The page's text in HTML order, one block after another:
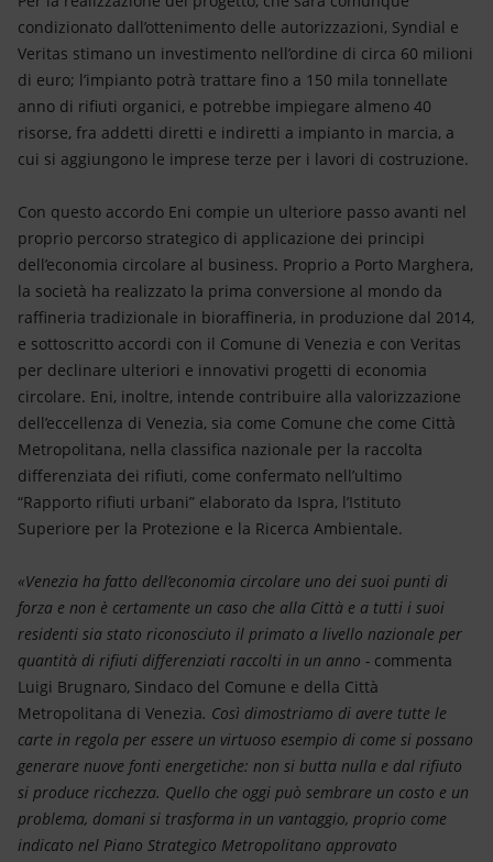
condizionato dall’ottenimento delle autorizzazioni, Syndial e
Veritas stimano un investimento nell’ordine di circa 60 milioni
di euro; l’impianto potrà trattare fino a 150 mila tonnellate
anno di rifiuti organici, e potrebbe impiegare almeno 40
risorse, fra addetti diretti e indiretti a impianto in marcia, a
cui si aggiungono le imprese terze per i lavori di costruzione.
Con questo accordo Eni compie un ulteriore passo avanti nel
proprio percorso strategico di applicazione dei principi
dell’economia circolare al business. Proprio a Porto Marghera,
la società ha realizzato la prima conversione al mondo da
raffineria tradizionale in bioraffineria, in produzione dal 2014,
e sottoscritto accordi con il Comune di Venezia e con Veritas
per declinare ulteriori e innovativi progetti di economia
circolare. Eni, inoltre, intende contribuire alla valorizzazione
dell’eccellenza di Venezia, sia come Comune che come Città
Metropolitana, nella classifica nazionale per la raccolta
differenziata dei rifiuti, come confermato nell’ultimo
“Rapporto rifiuti urbani” elaborato da Ispra, l’Istituto
Superiore per la Protezione e la Ricerca Ambientale.
«Venezia ha fatto dell’economia circolare uno dei suoi punti di
forza e non è certamente un caso che alla Città e a tutti i suoi
residenti sia stato riconosciuto il primato a livello nazionale per
quantità di rifiuti differenziati raccolti in un anno - commenta
Luigi Brugnaro, Sindaco del Comune e della Città
Metropolitana di Venezia. Così dimostriamo di avere tutte le
carte in regola per essere un virtuoso esempio di come si possano
generare nuove fonti energetiche: non si butta nulla e dal rifiuto
si produce ricchezza. Quello che oggi può sembrare un costo e un
problema, domani si trasforma in un vantaggio, proprio come
indicato nel Piano Strategico Metropolitano approvato